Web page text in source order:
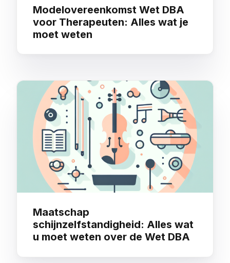
Modelovereenkomst Wet DBA
voor Therapeuten: Alles wat je
moet weten
Maatschap
schijnzelfstandigheid: Alles wat
u moet weten over de Wet DBA